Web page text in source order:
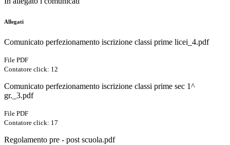
Allegati
Comunicato perfezionamento iscrizione classi prime licei_4.pdf
File PDF
Contatore click: 12
Comunicato perfezionamento iscrizione classi prime sec 1^
gr._3.pdf
File PDF
Contatore click: 17
Regolamento pre - post scuola.pdf